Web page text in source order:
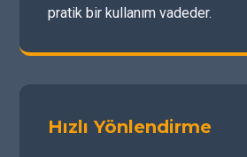
pratik bir kullanım vadeder.
Hızlı Yönlendirme